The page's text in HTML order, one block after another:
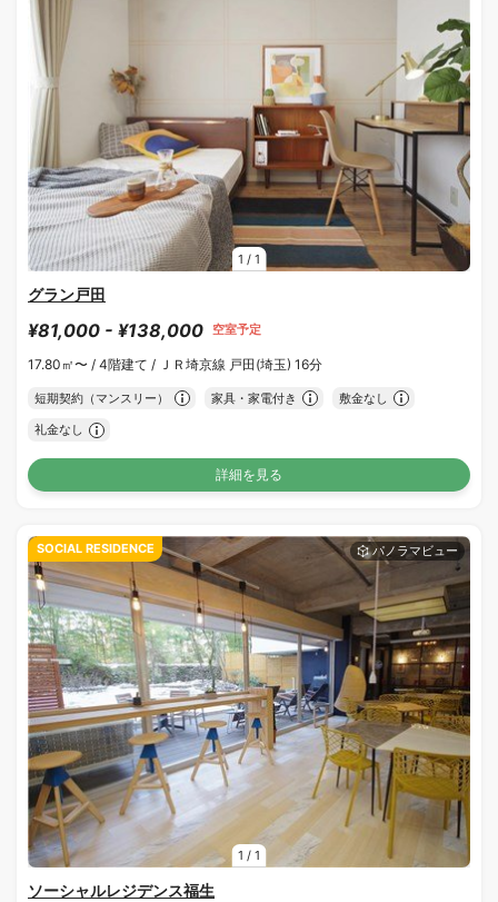
1 / 1
グラン戸田
¥81,000 - ¥138,000 空室予定
17.80㎡〜 / 4階建て / ＪＲ埼京線 戸田(埼玉) 16分
短期契約（マンスリー） 家具・家電付き 敷金なし
礼金なし
詳細を見る
1 / 1
SOCIAL RESIDENCE
ソーシャルレジデンス福生